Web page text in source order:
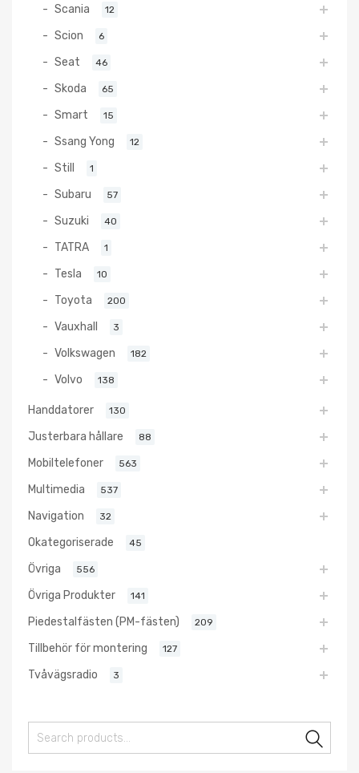
Scania 12
Scion 6
Seat 46
Skoda 65
Smart 15
Ssang Yong 12
Still 1
Subaru 57
Suzuki 40
TATRA 1
Tesla 10
Toyota 200
Vauxhall 3
Volkswagen 182
Volvo 138
Handdatorer 130
Justerbara hållare 88
Mobiltelefoner 563
Multimedia 537
Navigation 32
Okategoriserade 45
Övriga 556
Övriga Produkter 141
Piedestalfästen (PM-fästen) 209
Tillbehör för montering 127
Tvåvägsradio 3